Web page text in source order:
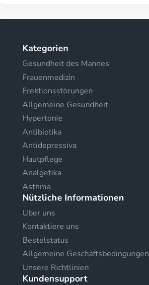
Kategorien
Gesundheit des Mannes
Frauenmedizin
Erektionsstörungen
Allgemeine Gesundheit
Hypertonie
Antibiotika
Antidepressiva
Hautpflege
Analgetika
Asthma
Nützliche Informationen
Uber uns
Kontaktiere uns
Bestelstatus
Allgemeine Geschäftsbedingungen
Unsere Richtlinien
Kundensupport